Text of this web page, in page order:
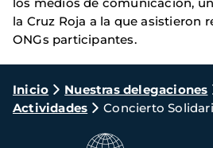
la Cruz Roja a la que asistieron
ONGs participantes.
Ruta
de
navegación
Inicio Nuestras delegaciones
Actividades
Concierto